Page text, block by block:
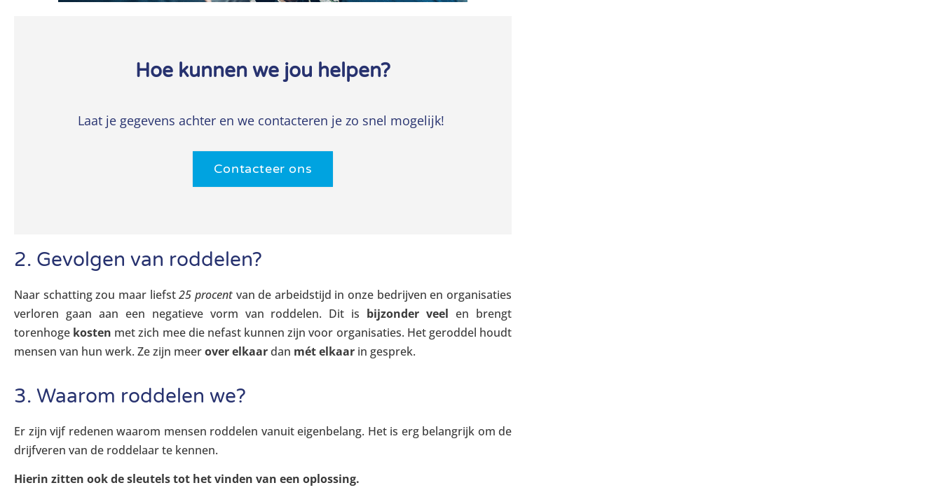
Hoe kunnen we jou helpen?
Laat je gegevens achter en we contacteren je zo snel mogelijk!
Contacteer ons
2. Gevolgen van roddelen?
Naar schatting zou maar liefst25 procentvan de arbeidstijd in onze bedrijven en organisaties
verloren gaan aan een negatieve vorm van roddelen. Dit is bijzonder veel en brengt
torenhoge kosten met zich mee die nefast kunnen zijn voor organisaties. Het geroddel houdt
mensen van hun werk. Ze zijn meerover elkaardan mét elkaar in gesprek.
3. Waarom roddelen we?
Er zijn vijf redenen waarom mensen roddelen vanuit eigenbelang. Het is erg belangrijk om de
drijfveren van de roddelaar te kennen.
Hierin zitten ook de sleutels tot het vinden van een oplossing.